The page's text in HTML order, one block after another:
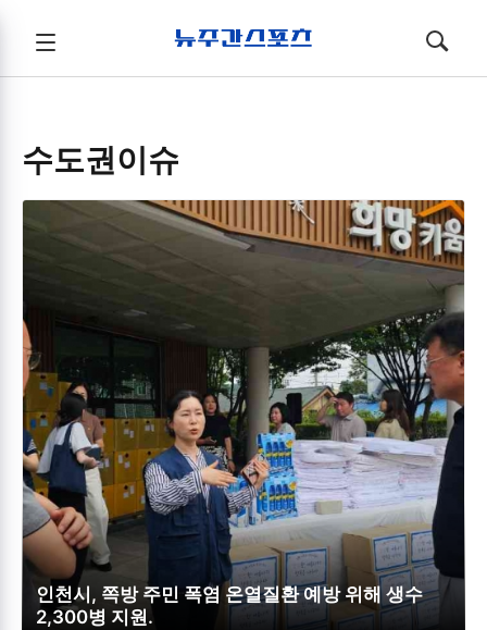
전체메뉴
열기/
검색
열기/
수도권이슈
인천시, 쪽방 주민 폭염 온열질환 예방 위해 생수
2,300병 지원.